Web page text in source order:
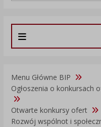
Menu Główne BIP
Ogłoszenia o konkursach
Otwarte konkursy ofert
Rozwój wspólnot i